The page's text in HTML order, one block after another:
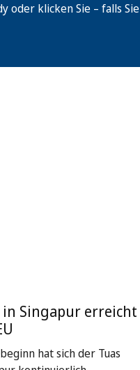
oder klicken Sie – falls Sie
in Singapur erreicht
hat sich der Tuas